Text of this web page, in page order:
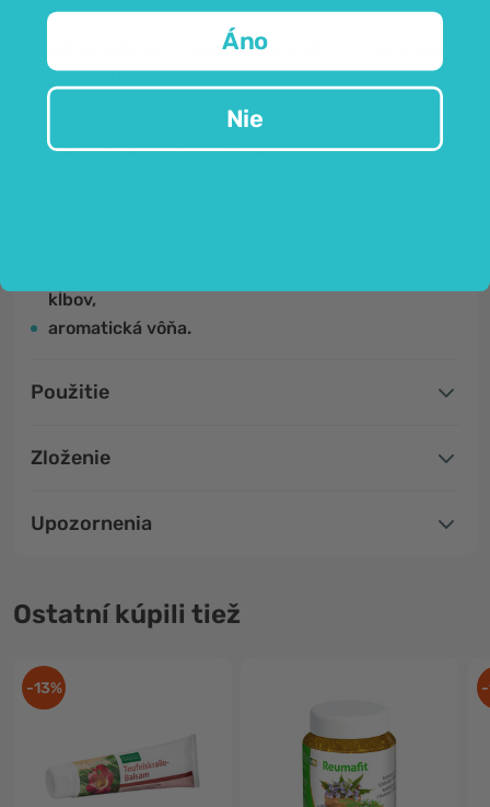
je určená na starostlivosť o pokožku v
oblasti chrbta a kĺbov.
Výhody použitia Masti na kĺby:
kĺbov,
aromatická vôňa.
Použitie
Zloženie
Upozornenia
Ostatní kúpili tiež
-13%
Áno
Nie